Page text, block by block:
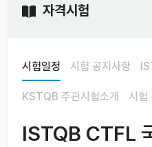
자격시험
시험일정 시험 공지사항
KSTQB 주관시험소개 시험
ISTQB CTFL